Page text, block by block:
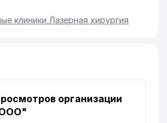
клиники Лазерная хирургия
организации
ООО"